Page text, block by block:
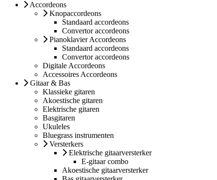
Accordeons
Knopaccordeons
Standaard accordeons
Convertor accordeons
Pianoklavier Accordeons
Standaard accordeons
Convertor accordeons
Digitale Accordeons
Accessoires Accordeons
Gitaar & Bas
Klassieke gitaren
Akoestische gitaren
Elektrische gitaren
Basgitaren
Ukuleles
Bluegrass instrumenten
Versterkers
Elektrische gitaarversterker
E-gitaar combo
Akoestische gitaarversterker